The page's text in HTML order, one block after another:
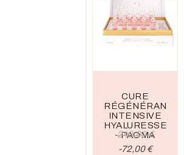
CURE
RÉGÉNÉRANTE
INTENSIVE
HYALURESSENCE
- PAOMA
Prix
de
240,00 €
-72,00 €